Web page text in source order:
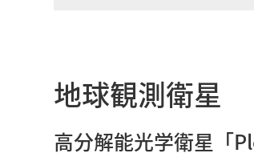
地球観測衛星
高分解能光学衛星「